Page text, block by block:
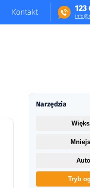
123
Kontakt
Narzędzia
Tryb